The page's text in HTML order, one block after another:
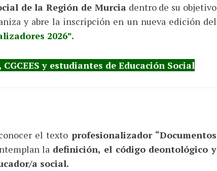
de la Región de Murcia dentro de su objetivo
y abre la inscripción en un nueva edición del
2026”.
y estudiantes de Educación Social
el texto profesionalizador “Documentos
la definición, el código deontológico y
a social.